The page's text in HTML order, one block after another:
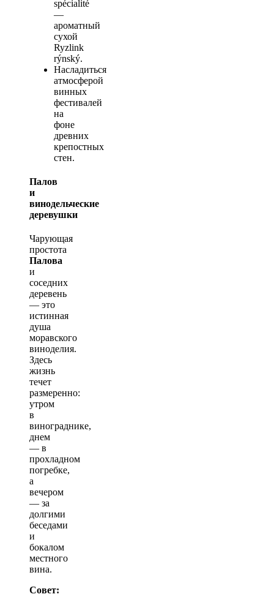
spécialité
—
ароматный
сухой
Ryzlink
rýnský.
Насладиться
атмосферой
винных
фестивалей
на
фоне
древних
крепостных
стен.
Палов
и
винодельческие
деревушки
Чарующая
простота
Палова
и
соседних
деревень
— это
истинная
душа
моравского
виноделия.
Здесь
жизнь
течет
размеренно:
утром
в
винограднике,
днем
— в
прохладном
погребке,
а
вечером
— за
долгими
беседами
и
бокалом
местного
вина.
Совет: